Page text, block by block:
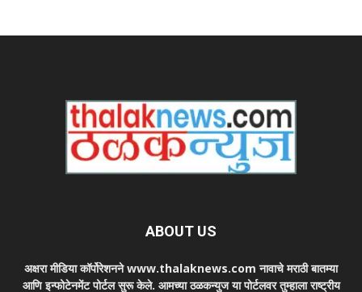
ABOUT US
अक्षरा मीडिया कॉर्पोरेशनने www.thalaknews.com नावाचे मराठी बातम्या
आणि इन्फोटेनमेंट पोर्टल सुरू केले. आमच्या ठळकन्युज या पोर्टलवर तुम्हाला राष्ट्रीय